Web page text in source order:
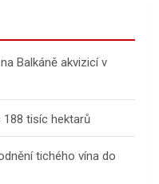
Balkáně akvizicí v
188 tisíc hektarů
tichého vína do